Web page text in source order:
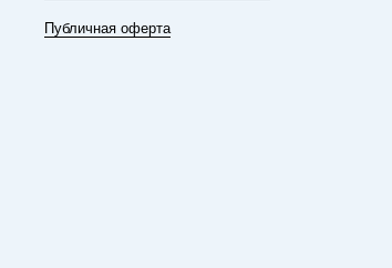
Публичная оферта